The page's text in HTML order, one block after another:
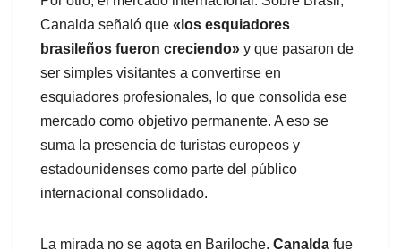
Canalda señaló que «los esquiadores
brasileños fueron creciendo» y que pasaron de
ser simples visitantes a convertirse en
esquiadores profesionales, lo que consolida ese
mercado como objetivo permanente. A eso se
suma la presencia de turistas europeos y
estadounidenses como parte del público
internacional consolidado.
La mirada no se agota en Bariloche. Canalda fue